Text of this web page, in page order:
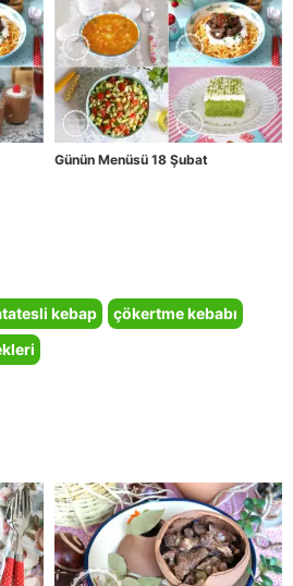
Günün Menüsü 18 Şubat
kebap
çökertme kebabı